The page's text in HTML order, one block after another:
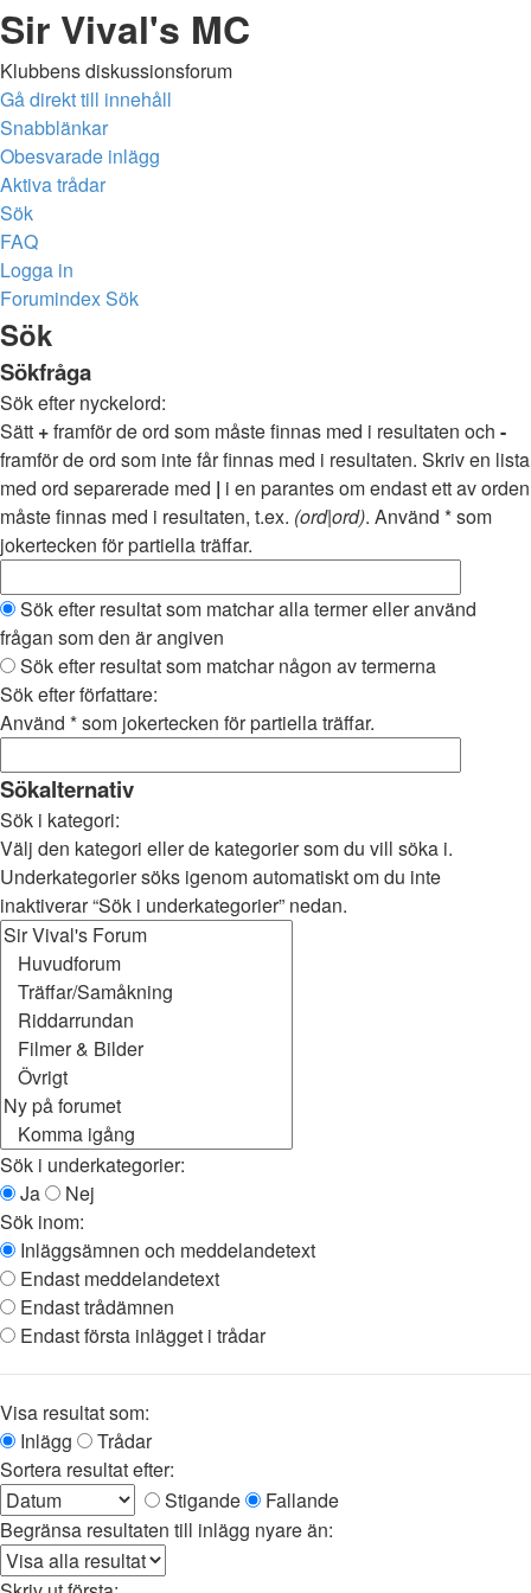
Sir Vival's MC
Klubbens diskussionsforum
Gå direkt till innehåll
Snabblänkar
Obesvarade inlägg
Aktiva trådar
Sök
FAQ
Logga in
ForumindexSök
Sök
Sökfråga
Sök efter nyckelord:
Sätt +framför de ord som måste finnas med i resultaten och -
framför de ord som inte får finnas med i resultaten. Skriv en lista
med ord separerade med | i en parantes om endast ett av orden
måste finnas med i resultaten, t.ex. (ord|ord). Använd * som
jokertecken för partiella träffar.
Sök efter resultat som matchar alla termer eller använd
frågan som den är angiven
Sök efter resultat som matchar någon av termerna
Sök efter författare:
Använd * som jokertecken för partiella träffar.
Sökalternativ
Sök i kategori:
Välj den kategori eller de kategorier som du vill söka i.
Underkategorier söks igenom automatiskt om du inte
inaktiverar “Sök i underkategorier” nedan.
Sök i underkategorier:
Ja
Nej
Sök inom:
Inläggsämnen och meddelandetext
Endast meddelandetext
Endast trådämnen
Endast första inlägget i trådar
Visa resultat som:
Inlägg
Trådar
Sortera resultat efter:
Stigande
Fallande
Begränsa resultaten till inlägg nyare än: